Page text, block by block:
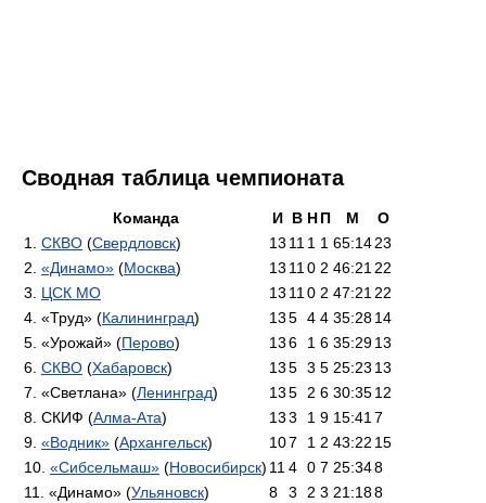
Сводная таблица чемпионата
Команда И В НП М
О
1. СКВО (Свердловск) 13 11 1 1 65:1423
2. «Динамо» (Москва) 13 11 0 2 46:21 22
3. ЦСК МО 13 11 0 2 47:21 22
4. «Труд» (Калининград) 135 4 4 35:2814
5. «Урожай» (Перово) 136 1 6 35:2913
6. СКВО (Хабаровск) 135 3 5 25:23 13
7. «Светлана» (Ленинград) 135 2 6 30:3512
8. СКИФ (Алма-Ата) 133 1 9 15:41 7
9. «Водник» (Архангельск) 107 1 2 43:22 15
10. «Сибсельмаш» (Новосибирск) 11 4 0 7 25:348
11. «Динамо» (Ульяновск) 8 3 2 3 21:188